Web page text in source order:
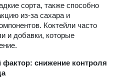
сорта, также способно
из-за сахара и
Коктейли часто
и добавки, которые
фактор: снижение контроля